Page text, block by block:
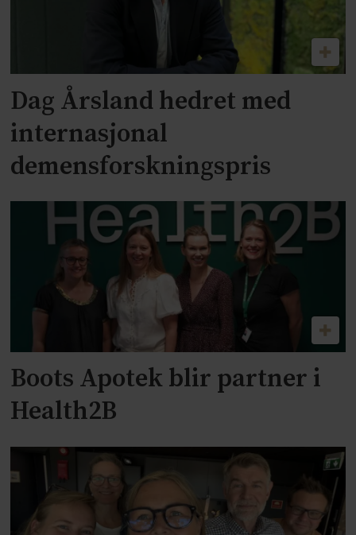
Dag Årsland hedret med
internasjonal
demensforskningspris
Boots Apotek blir partner i
Health2B